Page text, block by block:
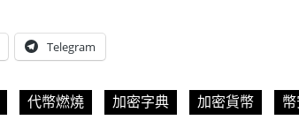
Telegram
代幣燃燒 加密字典 加密貨幣